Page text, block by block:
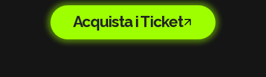
Acquista i Ticket